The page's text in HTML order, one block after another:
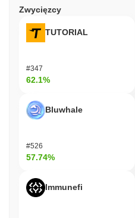
Zwycięzcy
TUTORIAL
#347
62.1%
Bluwhale
#526
57.74%
Immunefi